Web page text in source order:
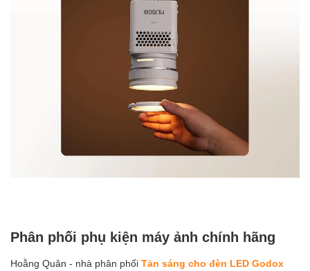
Phân phối phụ kiện máy ảnh chính hãng
Hoằng Quân - nhà phân phối Tản sáng cho đèn LED Godox